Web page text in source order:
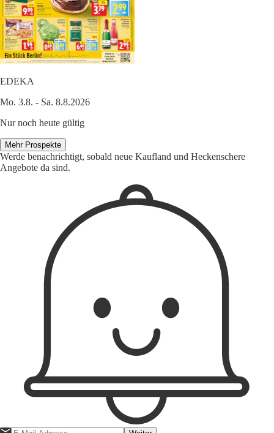
EDEKA
Mo. 3.8. - Sa. 8.8.2026
Nur noch heute gültig
Mehr Prospekte
Werde benachrichtigt, sobald neue Kaufland und Heckenschere
Angebote da sind.